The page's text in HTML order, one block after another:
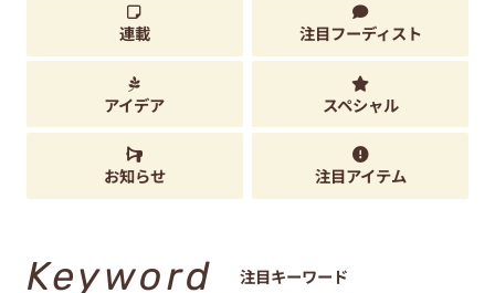
連載 注目フーディスト
アイデア スペシャル
お知らせ 注目アイテム
Keyword 注目キーワード